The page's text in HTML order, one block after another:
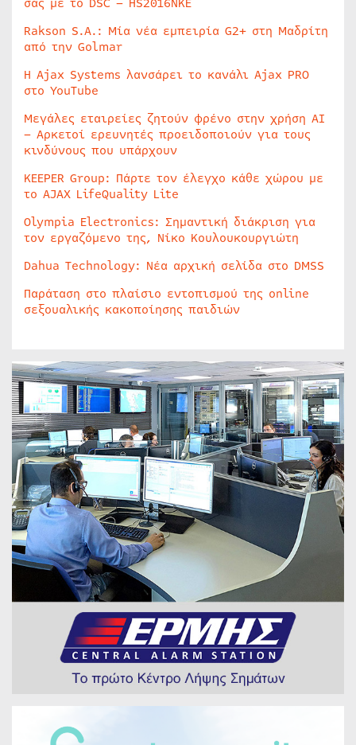
Rakson S.A.: Μία νέα εμπειρία G2+ στη Μαδρίτη
από την Golmar
Η Ajax Systems λανσάρει το κανάλι Ajax PRO
στο YouTube
Μεγάλες εταιρείες ζητούν φρένο στην χρήση AI
– Αρκετοί ερευνητές προειδοποιούν για τους
κινδύνους που υπάρχουν
KEEPER Group: Πάρτε τον έλεγχο κάθε χώρου με
το AJAX LifeQuality Lite
Olympia Electronics: Σημαντική διάκριση για
τον εργαζόμενο της, Νίκο Κουλουκουργιώτη
Dahua Technology: Νέα αρχική σελίδα στο DMSS
Παράταση στο πλαίσιο εντοπισμού της online
σεξουαλικής κακοποίησης παιδιών